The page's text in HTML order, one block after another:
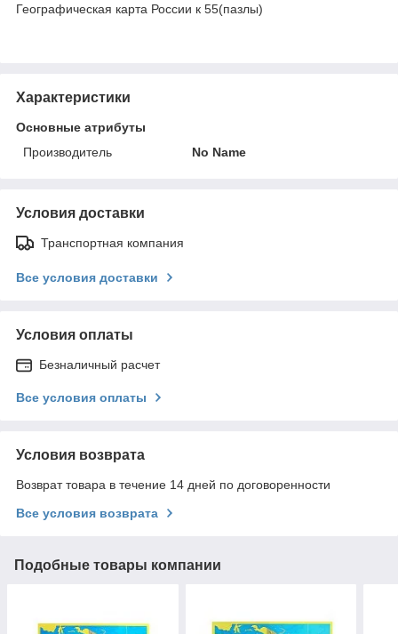
Географическая карта России к 55(пазлы)
Характеристики
Основные атрибуты
Производитель
No Name
Условия доставки
Транспортная компания
Все условия доставки
Условия оплаты
Безналичный расчет
Все условия оплаты
Условия возврата
Возврат товара в течение 14 дней по договоренности
Все условия возврата
Подобные товары компании